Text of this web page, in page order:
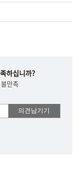
하십니까?
불만족